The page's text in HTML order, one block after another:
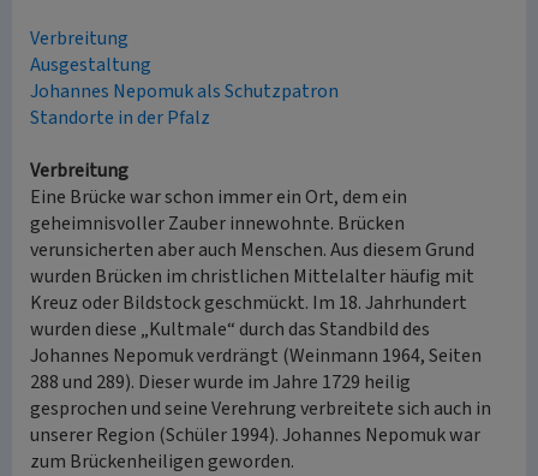
Verbreitung
Ausgestaltung
Johannes Nepomuk als Schutzpatron
Standorte in der Pfalz
Verbreitung
Eine Brücke war schon immer ein Ort, dem ein
geheimnisvoller Zauber innewohnte. Brücken
verunsicherten aber auch Menschen. Aus diesem Grund
wurden Brücken im christlichen Mittelalter häufig mit
Kreuz oder Bildstock geschmückt. Im 18. Jahrhundert
wurden diese „Kultmale“ durch das Standbild des
Johannes Nepomuk verdrängt (Weinmann 1964, Seiten
288 und 289). Dieser wurde im Jahre 1729 heilig
gesprochen und seine Verehrung verbreitete sich auch in
unserer Region (Schüler 1994). Johannes Nepomuk war
zum Brückenheiligen geworden.